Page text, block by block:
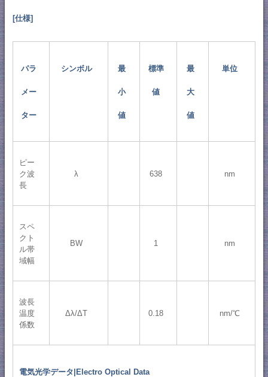
[仕様]
パラ
メー
ター
シンボル 最
小
値
標準
値
最
大
値
単位
ピー
ク波
長
λ 638 nm
スペ
クト
ル帯
域幅
BW 1 nm
波長
温度
係数
Δλ/ΔT 0.18 nm/℃
電気光学データ|Electro Optical Data